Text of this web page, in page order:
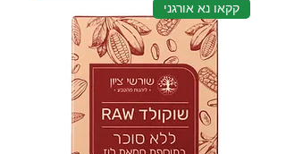
קקאו נא אורגני